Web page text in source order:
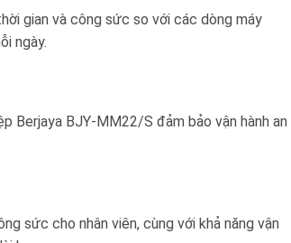
gian và công sức so với các dòng máy
ngày.
Berjaya BJY-MM22/S đảm bảo vận hành an
sức cho nhân viên, cùng với khả năng vận